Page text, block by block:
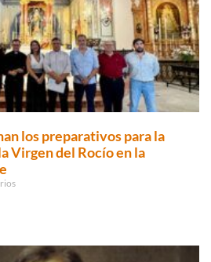
los preparativos para la
Virgen del Rocío en la